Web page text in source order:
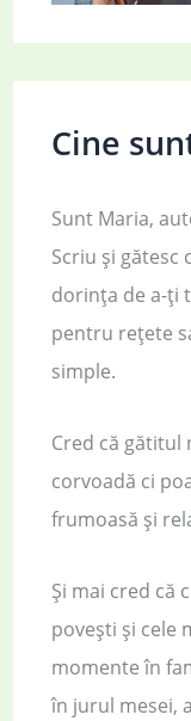
Cine
Sunt Maria,
Scriu și gătesc
dorința de a-ți
pentru rețete
simple.
Cred că gătitul
corvoadă ci
frumoasă și
Și mai cred că
povești și cele
momente în
în jurul mesei,